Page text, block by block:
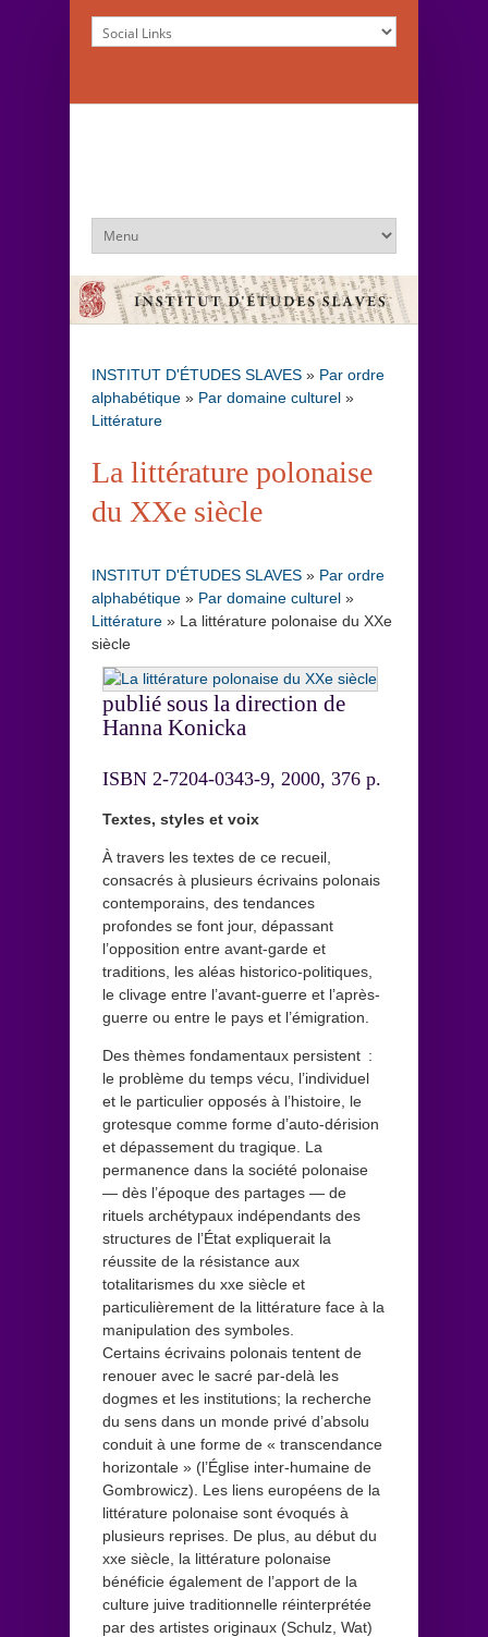
INSTITUT D'ÉTUDES SLAVES » Par ordre
alphabétique » Par domaine culturel »
Littérature
La littérature polonaise
du XXe siècle
INSTITUT D'ÉTUDES SLAVES » Par ordre
alphabétique » Par domaine culturel »
Littérature » La littérature polonaise du XXe
siècle
publié sous la direction de
Hanna Konicka
ISBN 2-7204-0343-9, 2000, 376 p.
Textes, styles et voix
À travers les textes de ce recueil,
consacrés à plusieurs écrivains polonais
contemporains, des tendances
profondes se font jour, dépassant
l’opposition entre avant-garde et
traditions, les aléas historico-politiques,
le clivage entre l’avant-guerre et l’après-
guerre ou entre le pays et l’émigration.
Des thèmes fondamentaux persistent :
le problème du temps vécu, l’individuel
et le particulier opposés à l’histoire, le
grotesque comme forme d’auto-dérision
et dépassement du tragique. La
permanence dans la société polonaise
— dès l’époque des partages — de
rituels archétypaux indépendants des
structures de l’État expliquerait la
réussite de la résistance aux
totalitarismes du xxe siècle et
particulièrement de la littérature face à la
manipulation des symboles.
Certains écrivains polonais tentent de
renouer avec le sacré par-delà les
dogmes et les institutions; la recherche
du sens dans un monde privé d’absolu
conduit à une forme de « transcendance
horizontale » (l’Église inter-humaine de
Gombrowicz). Les liens européens de la
littérature polonaise sont évoqués à
plusieurs reprises. De plus, au début du
xxe siècle, la littérature polonaise
bénéficie également de l’apport de la
culture juive traditionnelle réinterprétée
par des artistes originaux (Schulz, Wat)